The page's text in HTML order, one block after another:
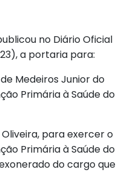
no Diário Oficial
a portaria para:
Medeiros Junior do
Primária à Saúde do
para exercer o
Primária à Saúde do
do cargo que